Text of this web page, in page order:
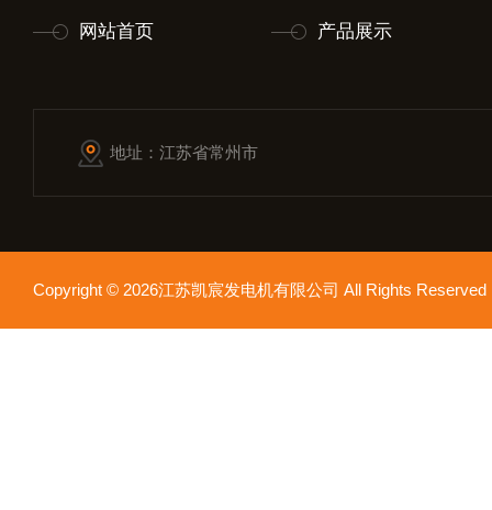
网站首页 产品展示
地址：江苏省常州市
Copyright © 2026江苏凯宸发电机有限公司 All Rights